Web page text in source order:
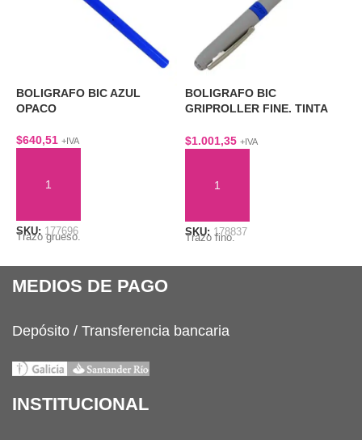
BOLIGRAFO BIC AZUL
OPACO
$640,51 +IVA
SKU: 177696
Trazo grueso.
BOLIGRAFO BIC
GRIPROLLER FINE. TINTA
$1.001,35 +IVA
SKU: 178837
Trazo fino.
MEDIOS DE PAGO
Depósito / Transferencia bancaria
INSTITUCIONAL